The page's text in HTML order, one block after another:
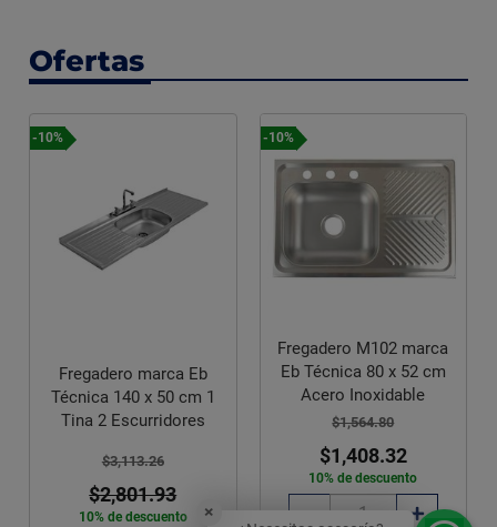
Ofertas
-10%
Eb Técnica 80 x 52 cm
Acero Inoxidable
$1,564.80
$1,408.32
-10%
Fregadero marca Eb
Técnica 100 x 50 cm 1
Tina 1 Escurridor
$2,117.06
$1,905.35
10% de descuento
×